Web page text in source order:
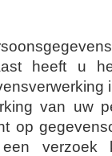
heeft u
van uw
op
verzoek